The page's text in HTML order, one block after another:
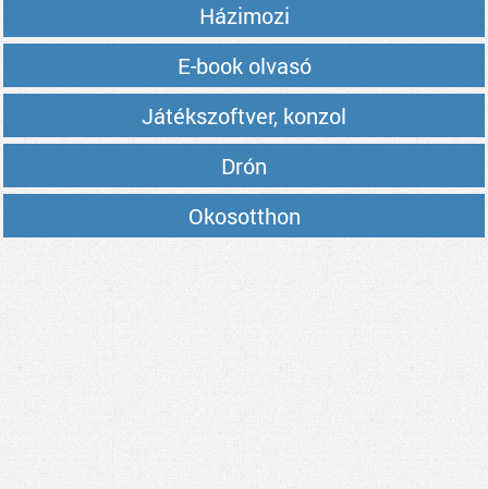
Házimozi
E-book olvasó
Játékszoftver, konzol
Drón
Okosotthon